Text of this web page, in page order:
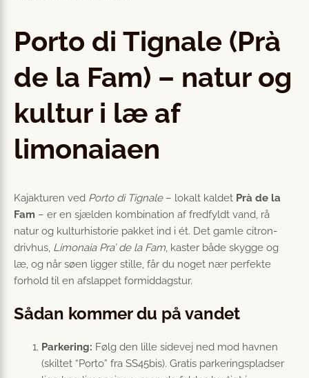
Porto di Tignale (Prà
de la Fam) – natur og
kultur i læ af
limonaiaen
Kajakturen ved Porto di Tignale– lokalt kaldet Prà de la
Fam – er en sjælden kombination af fredfyldt vand, rå
natur og kultur­historie pakket ind i ét. Det gamle citron­
drivhus, Limonaia Pra’ de la Fam, kaster både skygge og
læ, og når søen ligger stille, får du noget nær perfekte
forhold til en afslappet formiddagstur.
Sådan kommer du på vandet
Parkering: Følg den lille sidevej ned mod havnen
(skiltet “Porto” fra SS45bis). Gratis parkeringspladser